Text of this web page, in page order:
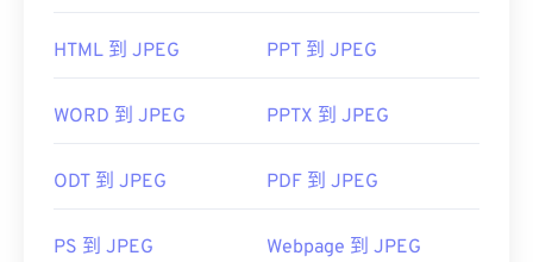
WebP，WebP 是一種更新、更易壓縮的檔案格式。
如何開啟 JPEG 檔案檔案？
JPEG 檔案。只需雙擊 JPEG 文件，通常即可在預設
HTML 到 JPEG PPT 到 JPEG
WORD 到 JPEG PPTX 到 JPEG
ODT 到 JPEG PDF 到 JPEG
PS 到 JPEG Webpage 到 JPEG